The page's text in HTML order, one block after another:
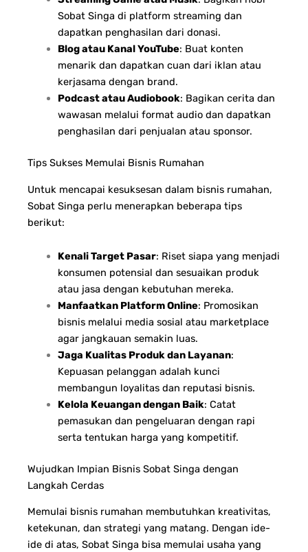
Sobat Singa di platform streaming dan
dapatkan penghasilan dari donasi.
Blog atau Kanal YouTube: Buat konten
menarik dan dapatkan cuan dari iklan atau
kerjasama dengan brand.
Podcast atau Audiobook: Bagikan cerita dan
wawasan melalui format audio dan dapatkan
penghasilan dari penjualan atau sponsor.
Tips Sukses Memulai Bisnis Rumahan
Untuk mencapai kesuksesan dalam bisnis rumahan,
Sobat Singa perlu menerapkan beberapa tips
berikut:
Kenali Target Pasar: Riset siapa yang menjadi
konsumen potensial dan sesuaikan produk
atau jasa dengan kebutuhan mereka.
Manfaatkan Platform Online: Promosikan
bisnis melalui media sosial atau marketplace
agar jangkauan semakin luas.
Jaga Kualitas Produk dan Layanan:
Kepuasan pelanggan adalah kunci
membangun loyalitas dan reputasi bisnis.
Kelola Keuangan dengan Baik: Catat
pemasukan dan pengeluaran dengan rapi
serta tentukan harga yang kompetitif.
Wujudkan Impian Bisnis Sobat Singa dengan
Langkah Cerdas
Memulai bisnis rumahan membutuhkan kreativitas,
ketekunan, dan strategi yang matang. Dengan ide-
ide di atas, Sobat Singa bisa memulai usaha yang